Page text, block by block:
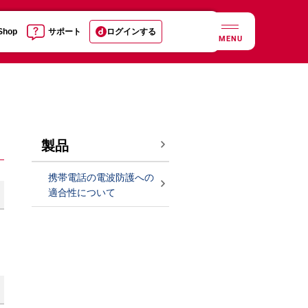
サポート ログインする
MENU
製品
携帯電話の電波防護への
適合性について